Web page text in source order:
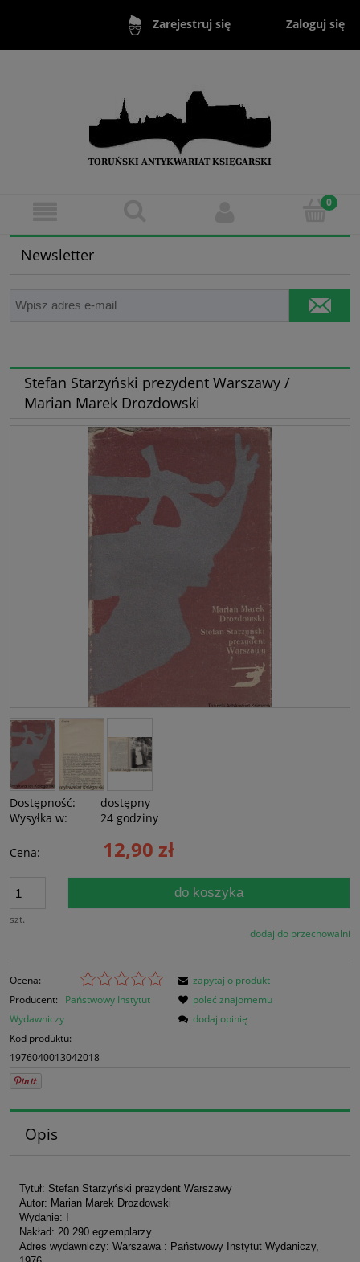
Zarejestruj się Zaloguj się
Newsletter
Stefan Starzyński prezydent Warszawy /
Marian Marek Drozdowski
Dostępność:
dostępny
Wysyłka w:
24 godziny
Cena: 12,90 zł
szt.
do koszyka
dodaj do przechowalni
Ocena:
Producent:
Państwowy Instytut
Wydawniczy
Kod produktu:
1976040013042018
zapytaj o produkt
poleć znajomemu
dodaj opinię
Opis
Tytuł: Stefan Starzyński prezydent Warszawy
Autor: Marian Marek Drozdowski
Wydanie: I
Nakład: 20 290 egzemplarzy
Adres wydawniczy: Warszawa : Państwowy Instytut Wydaniczy,